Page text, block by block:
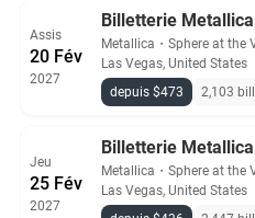
Assis
20 Fév
2027
Billetterie
Metallica ・ Sphere at the
Las Vegas, United States
depuis $473
2,103
Jeu
25 Fév
2027
Billetterie
Metallica ・ Sphere at the
Las Vegas, United States